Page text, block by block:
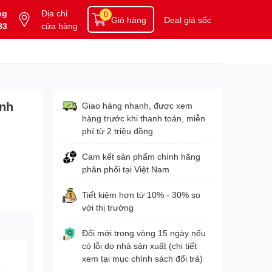
Địa chỉ
cửa hàng
Giỏ hàng
0 Deal giá sốc
Giao hàng nhanh, được xem
hàng trước khi thanh toán, miễn
phí từ 2 triệu đồng
Cam kết sản phẩm chính hãng
phân phối tại Việt Nam
Tiết kiệm hơn từ 10% - 30% so
với thị trường
Đổi mới trong vòng 15 ngày nếu
có lỗi do nhà sản xuất (chi tiết
xem tại mục chính sách đổi trả)